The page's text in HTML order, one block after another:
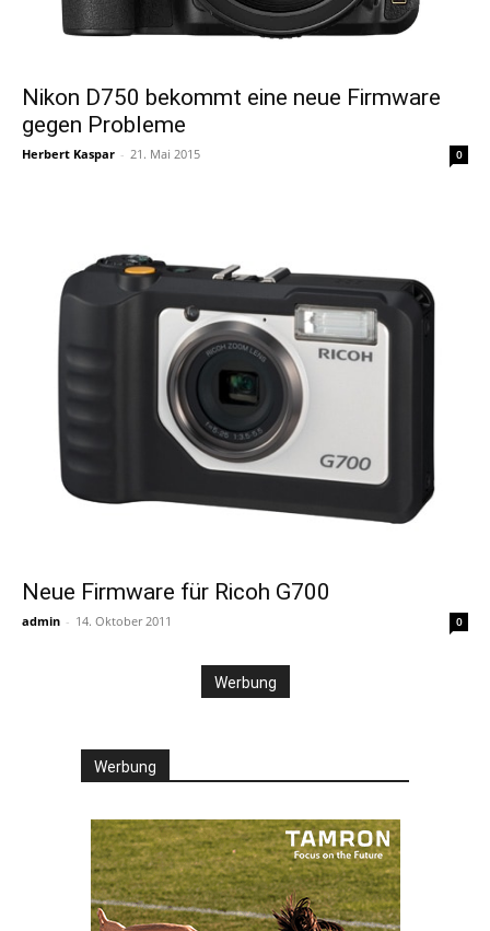
Nikon D750 bekommt eine neue Firmware
gegen Probleme
Herbert Kaspar - 21. Mai 2015 0
Neue Firmware für Ricoh G700
admin - 14. Oktober 2011 0
Werbung
Werbung